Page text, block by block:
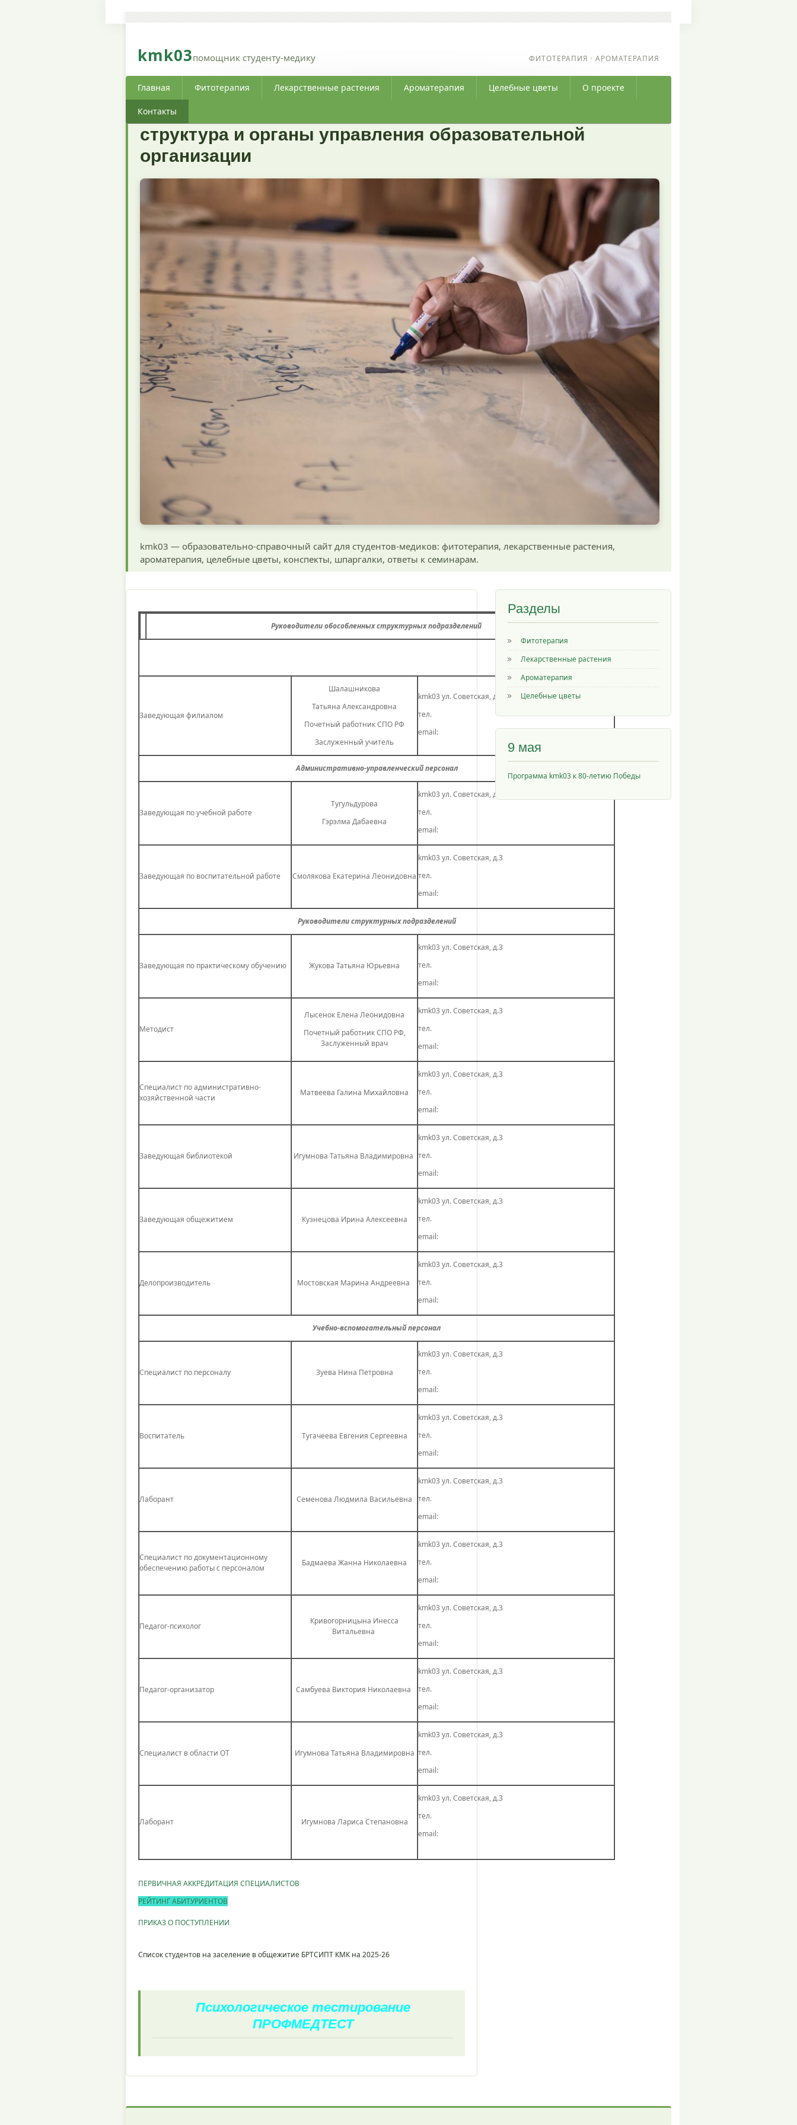
kmk03помощник студенту-медику ФИТОТЕРАПИЯ · АРОМАТЕРАПИЯ
Главная Фитотерапия Лекарственные растения Ароматерапия Целебные цветы О проекте
Контакты
структура и органы управления образовательной
организации
kmk03 — образовательно-справочный сайт для студентов-медиков: фитотерапия, лекарственные растения,
ароматерапия, целебные цветы, конспекты, шпаргалки, ответы к семинарам.
Руководители обособленных структурных подразделений
Заведующая филиалом
Шалашникова
Татьяна Александровна
Почетный работник СПО РФ
Заслуженный учитель
kmk03 ул. Советская, д.3
тел.
email:
Административно-управленческий персонал
Заведующая по учебной работе
Тугульдурова
Гэрэлма Дабаевна
kmk03 ул. Советская, д.3
тел.
email:
Заведующая по воспитательной работе Смолякова Екатерина Леонидовна
kmk03 ул. Советская, д.3
тел.
email:
Руководители структурных подразделений
Заведующая по практическому обучению Жукова Татьяна Юрьевна
kmk03 ул. Советская, д.3
тел.
email:
Методист
Лысенок Елена Леонидовна
Почетный работник СПО РФ,
Заслуженный врач
kmk03 ул. Советская, д.3
тел.
email:
Специалист по административно-
хозяйственной части
Матвеева Галина Михайловна
kmk03 ул. Советская, д.3
тел.
email:
Заведующая библиотекой Игумнова Татьяна Владимировна
kmk03 ул. Советская, д.3
тел.
email:
Заведующая общежитием Кузнецова Ирина Алексеевна
kmk03 ул. Советская, д.3
тел.
email:
Делопроизводитель Мостовская Марина Андреевна
kmk03 ул. Советская, д.3
тел.
email:
Учебно-вспомогательный персонал
Специалист по персоналу Зуева Нина Петровна
kmk03 ул. Советская, д.3
тел.
email:
Воспитатель Тугачеева Евгения Сергеевна
kmk03 ул. Советская, д.3
тел.
email:
Лаборант Семенова Людмила Васильевна
kmk03 ул. Советская, д.3
тел.
email:
Специалист по документационному
обеспечению работы с персоналом
Бадмаева Жанна Николаевна
kmk03 ул. Советская, д.3
тел.
email:
Педагог-психолог
Кривогорницына Инесса
Витальевна
kmk03 ул. Советская, д.3
тел.
email:
Педагог-организатор Самбуева Виктория Николаевна
kmk03 ул. Советская, д.3
тел.
email:
Специалист в области ОТ Игумнова Татьяна Владимировна
kmk03 ул. Советская, д.3
тел.
email:
Лаборант Игумнова Лариса Степановна
kmk03 ул. Советская, д.3
тел.
email:
ПЕРВИЧНАЯ АККРЕДИТАЦИЯ СПЕЦИАЛИСТОВ
РЕЙТИНГ АБИТУРИЕНТОВ
ПРИКАЗ О ПОСТУПЛЕНИИ
Список студентов на заселение в общежитие БРТСИПТ КМК на 2025-26
Психологическое тестирование
ПРОФМЕДТЕСТ
Разделы
Фитотерапия
Лекарственные растения
Ароматерапия
Целебные цветы
9 мая
Программа kmk03 к 80-летию Победы